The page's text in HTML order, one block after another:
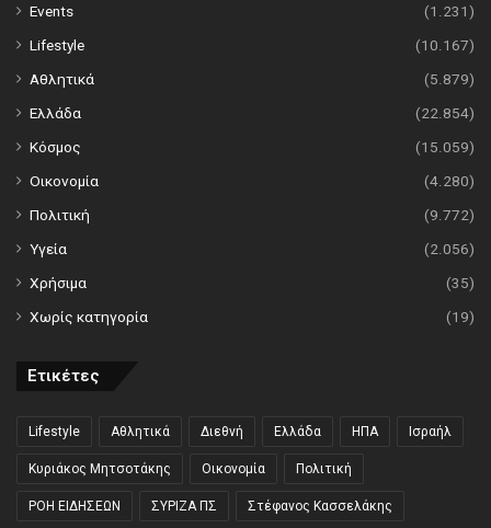
Events
(1.231)
Lifestyle
(10.167)
Αθλητικά
(5.879)
Ελλάδα
(22.854)
Κόσμος
(15.059)
Οικονομία
(4.280)
Πολιτική
(9.772)
Υγεία
(2.056)
Χρήσιμα
(35)
Χωρίς κατηγορία
(19)
Ετικέτες
Lifestyle Αθλητικά Διεθνή Ελλάδα ΗΠΑ Ισραήλ
Κυριάκος Μητσοτάκης Οικονομία Πολιτική
ΡΟΗ ΕΙΔΗΣΕΩΝ ΣΥΡΙΖΑ ΠΣ Στέφανος Κασσελάκης